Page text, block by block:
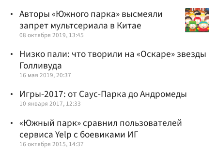
Авторы «Южного парка» высмеяли
запрет мультсериала в Китае
08 октября 2019, 13:45
Низко пали: что творили на «Оскаре» звезды
Голливуда
16 мая 2019, 20:37
Игры-2017: от Саус-Парка до Андромеды
10 января 2017, 12:33
«Южный парк» сравнил пользователей
сервиса Yelp с боевиками ИГ
16 октября 2015, 14:37